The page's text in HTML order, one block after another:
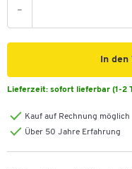
-
In den
Lieferzeit: sofort lieferbar (1-2
Kauf auf Rechnung möglich
Über 50 Jahre Erfahrung